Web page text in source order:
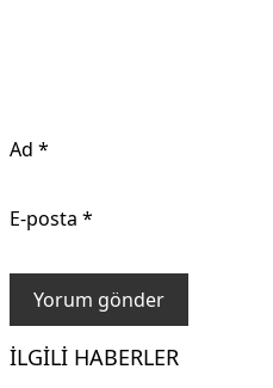
Ad *
E-posta *
İLGILI HABERLER